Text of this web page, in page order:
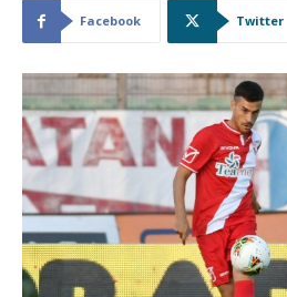
Facebook Twitter